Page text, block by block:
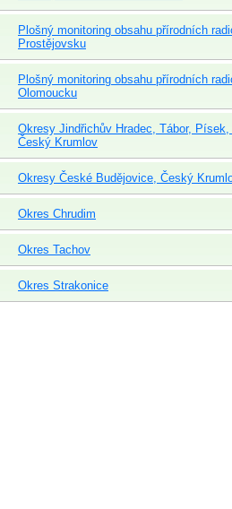
Plošný monitoring obsahu přírodních
Prostějovsku
Plošný monitoring obsahu přírodních
Olomoucku
Okresy Jindřichův Hradec, Tábor,
Český Krumlov
Okresy České Budějovice, Český
Okres Chrudim
Okres Tachov
Okres Strakonice